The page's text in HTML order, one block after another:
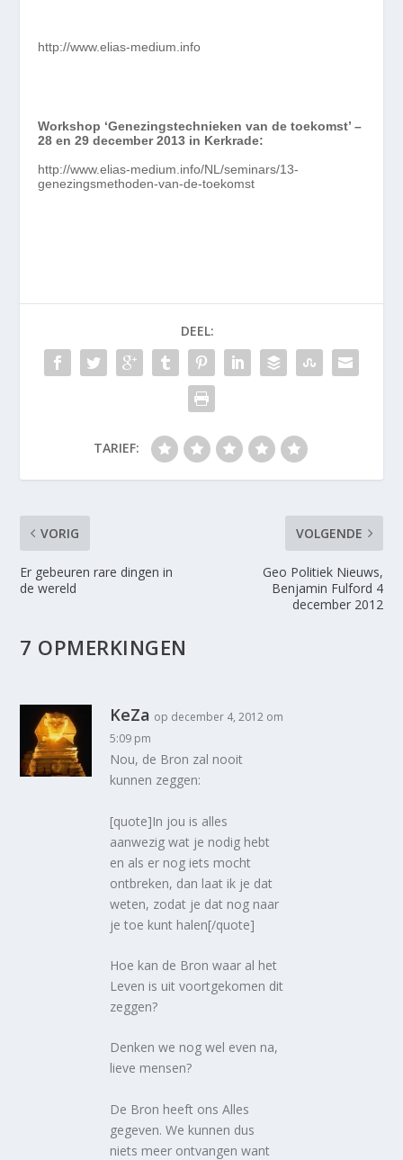
http://www.elias-medium.info
Workshop ‘Genezingstechnieken van de toekomst’ –
28 en 29 december 2013 in Kerkrade:
http://www.elias-medium.info/NL/seminars/13-
genezingsmethoden-van-de-toekomst
DEEL:
TARIEF:
VORIG
Er gebeuren rare dingen in
de wereld
VOLGENDE
Geo Politiek Nieuws,
Benjamin Fulford 4
december 2012
7 OPMERKINGEN
KeZa op december 4, 2012 om
5:09 pm
Nou, de Bron zal nooit
kunnen zeggen:
[quote]In jou is alles
aanwezig wat je nodig hebt
en als er nog iets mocht
ontbreken, dan laat ik je dat
weten, zodat je dat nog naar
je toe kunt halen[/quote]
Hoe kan de Bron waar al het
Leven is uit voortgekomen dit
zeggen?
Denken we nog wel even na,
lieve mensen?
De Bron heeft ons Alles
gegeven. We kunnen dus
niets meer ontvangen want